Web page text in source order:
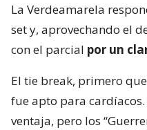
La Verdeamarela
set y, aprovechando el
con el parcial por un
El tie break, primero
fue apto para
ventaja, pero los